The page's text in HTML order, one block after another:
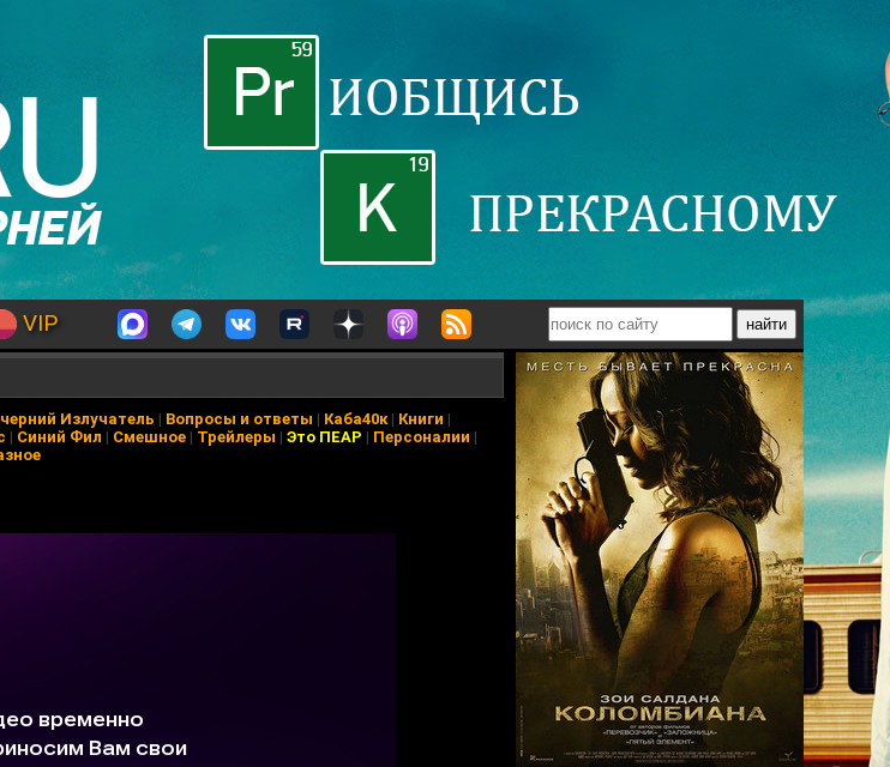
VIP
Излучатель | Вопросы и ответы | Каба40к| Книги |
| Синий Фил | Смешное | Трейлеры | Это ПЕАР | Персоналии |